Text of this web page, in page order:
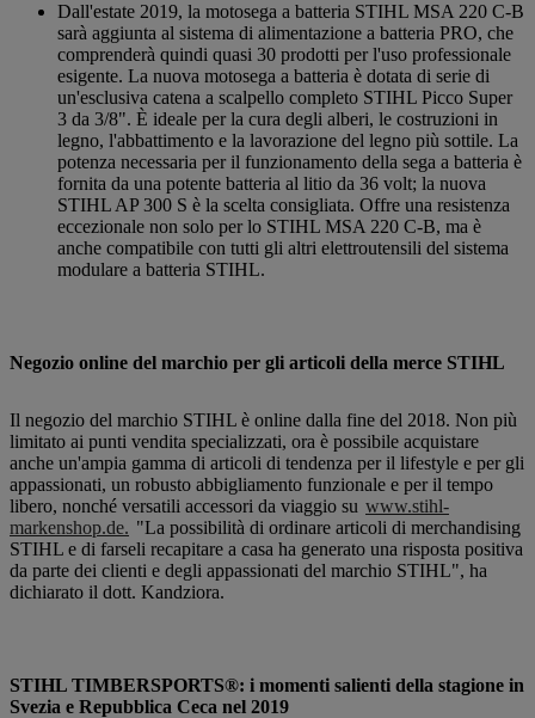
Dall'estate 2019, la motosega a batteria STIHL MSA 220 C-B
sarà aggiunta al sistema di alimentazione a batteria PRO, che
comprenderà quindi quasi 30 prodotti per l'uso professionale
esigente. La nuova motosega a batteria è dotata di serie di
un'esclusiva catena a scalpello completo STIHL Picco Super
3 da 3/8". È ideale per la cura degli alberi, le costruzioni in
legno, l'abbattimento e la lavorazione del legno più sottile. La
potenza necessaria per il funzionamento della sega a batteria è
fornita da una potente batteria al litio da 36 volt; la nuova
STIHL AP 300 S è la scelta consigliata. Offre una resistenza
eccezionale non solo per lo STIHL MSA 220 C-B, ma è
anche compatibile con tutti gli altri elettroutensili del sistema
modulare a batteria STIHL.
Negozio online del marchio per gli articoli della merce STIHL
Il negozio del marchio STIHL è online dalla fine del 2018. Non più
limitato ai punti vendita specializzati, ora è possibile acquistare
anche un'ampia gamma di articoli di tendenza per il lifestyle e per gli
appassionati, un robusto abbigliamento funzionale e per il tempo
libero, nonché versatili accessori da viaggio su www.stihl-
markenshop.de. "La possibilità di ordinare articoli di merchandising
STIHL e di farseli recapitare a casa ha generato una risposta positiva
da parte dei clienti e degli appassionati del marchio STIHL", ha
dichiarato il dott. Kandziora.
STIHL TIMBERSPORTS®: i momenti salienti della stagione in
Svezia e Repubblica Ceca nel 2019